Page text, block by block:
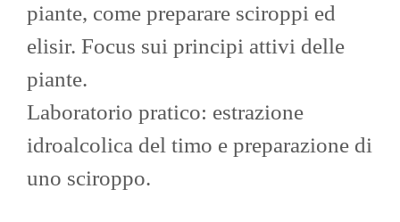
piante, come preparare sciroppi ed
elisir. Focus sui principi attivi delle
piante.
Laboratorio pratico: estrazione
idroalcolica del timo e preparazione di
uno sciroppo.